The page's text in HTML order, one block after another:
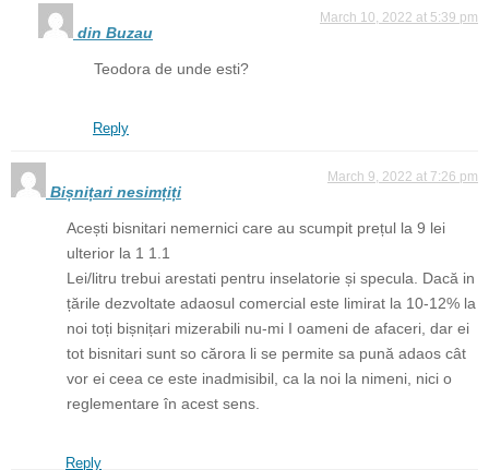
din Buzau
March 10, 2022 at 5:39 pm
Teodora de unde esti?
Reply
Bișnițari nesimțiți
March 9, 2022 at 7:26 pm
Acești bisnitari nemernici care au scumpit prețul la 9 lei
ulterior la 1 1.1
Lei/litru trebui arestati pentru inselatorie și specula. Dacă in
țările dezvoltate adaosul comercial este limirat la 10-12% la
noi toți bișnițari mizerabili nu-mi I oameni de afaceri, dar ei
tot bisnitari sunt so cărora li se permite sa pună adaos cât
vor ei ceea ce este inadmisibil, ca la noi la nimeni, nici o
reglementare în acest sens.
Reply